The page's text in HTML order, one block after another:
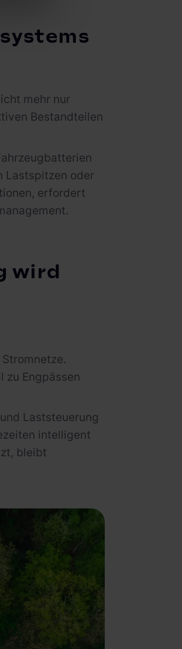
mehr nur
Bestandteilen
Lastspitzen oder
erfordert
wird
zu Engpässen
Laststeuerung
intelligent
bleibt